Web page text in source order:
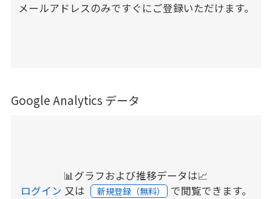
メールアドレスのみですぐにご登録いただけます。
Google Analytics データ
📊グラフおよび推移データは📈
ログイン 又は 新規登録（無料） で閲覧できます。